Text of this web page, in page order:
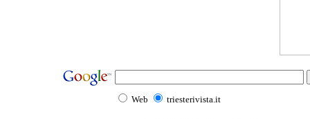
Web triesterivista.it